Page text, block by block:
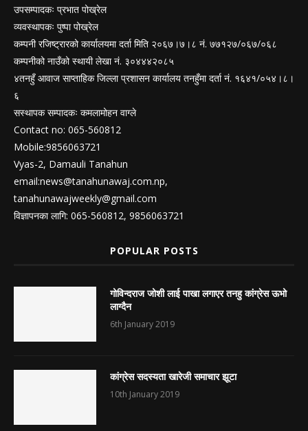
उपसम्पादकः प्रभात पोख्रेल
व्यवस्थापकः पुष्पा पोख्रेल
कम्पनी रजिष्ट्रारको कार्यालयमा दर्ता मिति २०६७।७।८ नं. ७७१२७/०६७/०६८
कम्पनीको नाउँको स्थायी लेखा नं. ३०४४४२०८५
४तनहुँ आवाज साप्ताहिक जिल्ला प्रशासन कार्यालय तनहुँमा दर्ता नं. १६४१/०५४।८।
६
सस्थापक सम्पादकः कमलामोहन वाग्ले
Contact no: 065-560812
Mobile:9856063721
Vyas-2, Damauli Tanahun
email:news@tanahunawaj.com.np,
tanahunawajweekly@gmail.com
विज्ञापनका लागि: 065-560812, 9856063721
POPULAR POSTS
गोविन्दराज जोशी लाई पाखा लगाएर तनहु कांग्रेस ऊभो
लाग्दैन
6th January 2019
कांग्रेस सदस्यता खारेजी समाचार झूटा
10th January 2019